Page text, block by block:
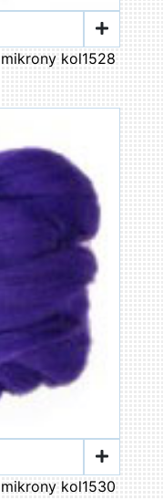
kol1528
kol1530